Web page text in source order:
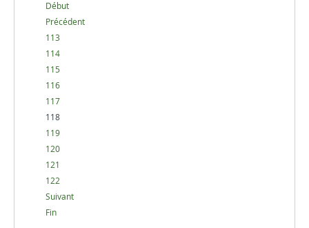
Début
Précédent
113
114
115
116
117
118
119
120
121
122
Suivant
Fin